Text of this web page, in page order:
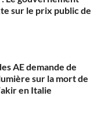
sur le prix public de
AE demande de
sur la mort de
en Italie